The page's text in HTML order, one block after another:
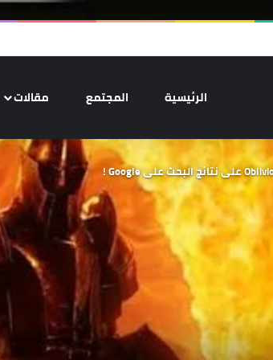
الرئيسية المجتمع مقالات